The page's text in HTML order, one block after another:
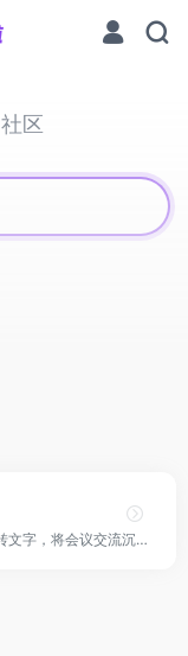
社区
飞书妙记-智能会议纪要，快捷语音识别转文字，将会议交流沉淀为知识，一切皆可妙记！